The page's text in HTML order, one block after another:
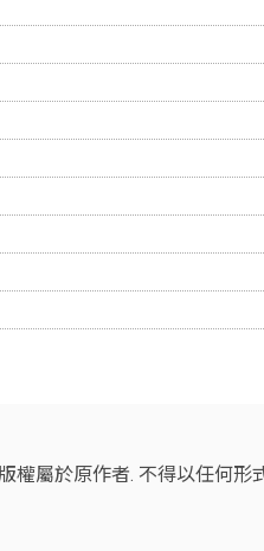
屬於原作者. 不得以任何